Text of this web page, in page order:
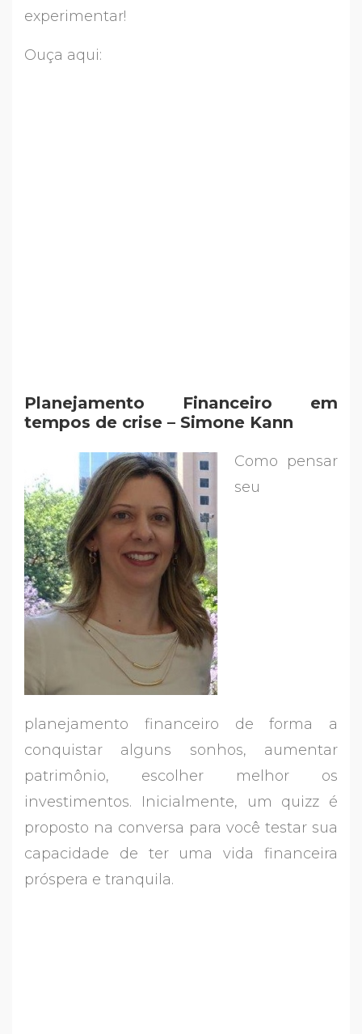
experimentar!
Ouça aqui:
Planejamento Financeiro em
tempos de crise – Simone Kann
Como pensar
seu
planejamento financeiro de forma a
conquistar alguns sonhos, aumentar
patrimônio, escolher melhor os
investimentos. Inicialmente, um quizz é
proposto na conversa para você testar sua
capacidade de ter uma vida financeira
próspera e tranquila.